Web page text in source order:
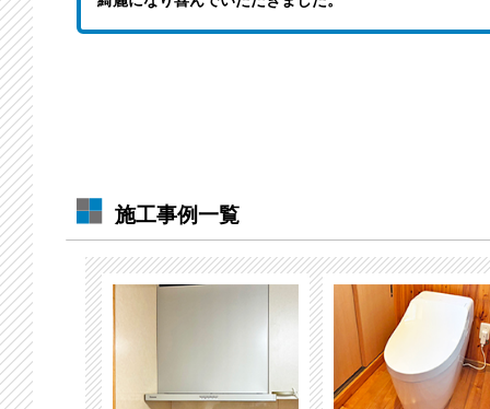
施工事例一覧